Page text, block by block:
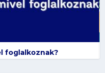
foglalkoznak?